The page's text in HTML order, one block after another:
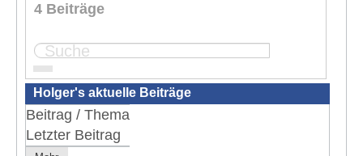
4 Beiträge
Seite:
Holger's aktuelle Beiträge
Beitrag / Thema
Letzter Beitrag